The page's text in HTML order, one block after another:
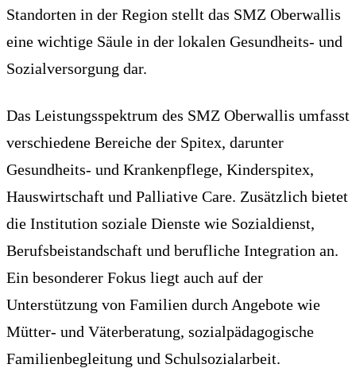
Standorten in der Region stellt das SMZ Oberwallis
eine wichtige Säule in der lokalen Gesundheits- und
Sozialversorgung dar.
Das Leistungsspektrum des SMZ Oberwallis umfasst
verschiedene Bereiche der Spitex, darunter
Gesundheits- und Krankenpflege, Kinderspitex,
Hauswirtschaft und Palliative Care. Zusätzlich bietet
die Institution soziale Dienste wie Sozialdienst,
Berufsbeistandschaft und berufliche Integration an.
Ein besonderer Fokus liegt auch auf der
Unterstützung von Familien durch Angebote wie
Mütter- und Väterberatung, sozialpädagogische
Familienbegleitung und Schulsozialarbeit.